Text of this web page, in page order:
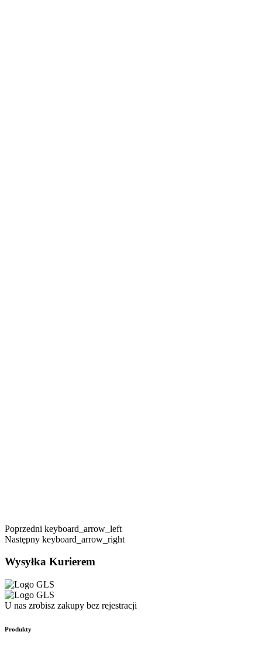
Poprzedni keyboard_arrow_left
Następny keyboard_arrow_right
Wysyłka Kurierem
U nas zrobisz zakupy bez rejestracji
Produkty